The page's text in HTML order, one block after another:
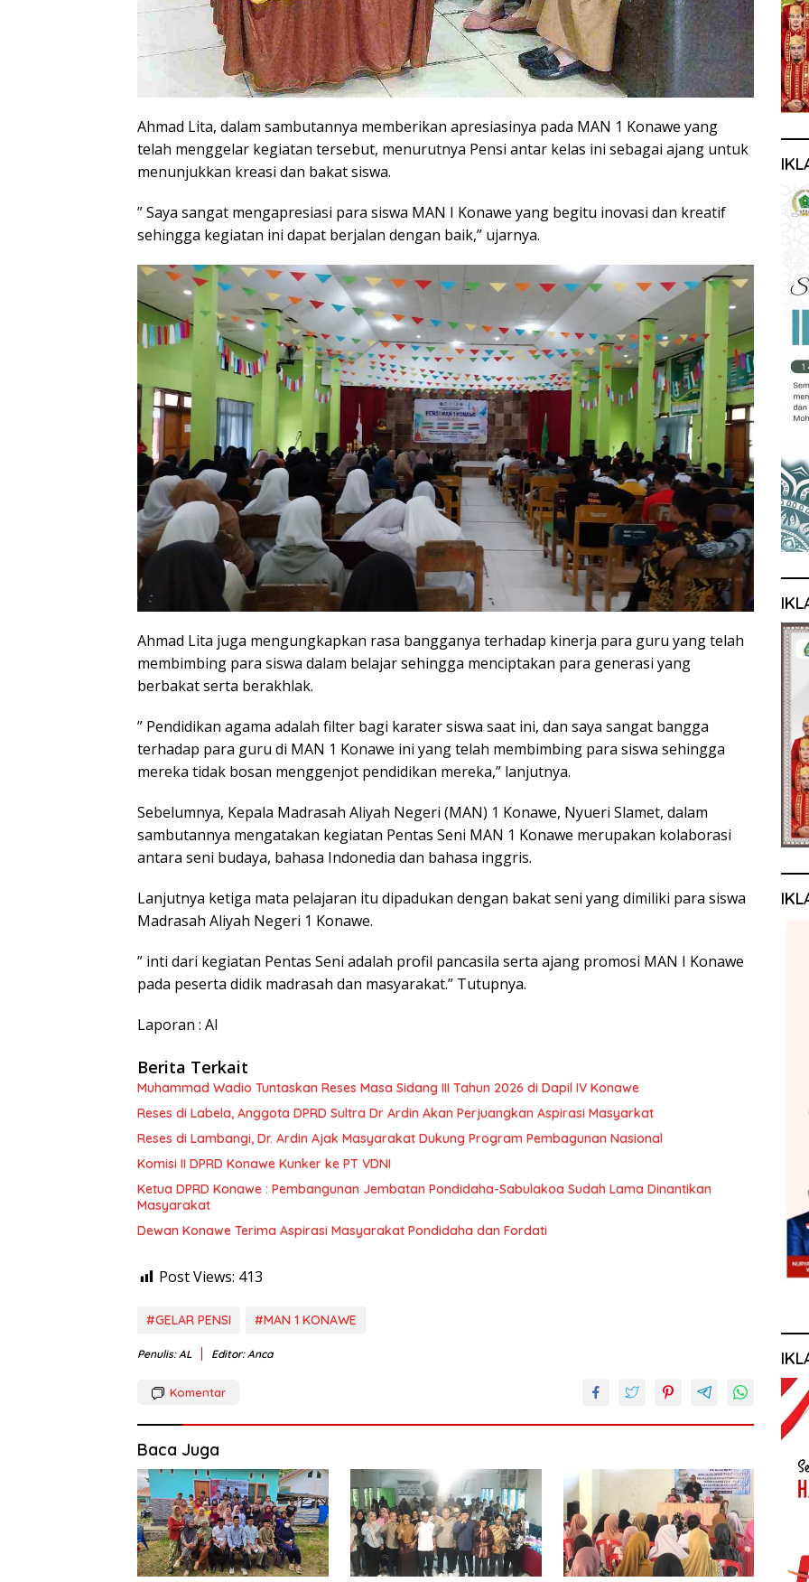
Ahmad Lita, dalam sambutannya memberikan apresiasinya pada MAN 1 Konawe yang
telah menggelar kegiatan tersebut, menurutnya Pensi antar kelas ini sebagai ajang untuk
menunjukkan kreasi dan bakat siswa.
” Saya sangat mengapresiasi para siswa MAN I Konawe yang begitu inovasi dan kreatif
sehingga kegiatan ini dapat berjalan dengan baik,” ujarnya.
Ahmad Lita juga mengungkapkan rasa bangganya terhadap kinerja para guru yang telah
membimbing para siswa dalam belajar sehingga menciptakan para generasi yang
berbakat serta berakhlak.
” Pendidikan agama adalah filter bagi karater siswa saat ini, dan saya sangat bangga
terhadap para guru di MAN 1 Konawe ini yang telah membimbing para siswa sehingga
mereka tidak bosan menggenjot pendidikan mereka,” lanjutnya.
Sebelumnya, Kepala Madrasah Aliyah Negeri (MAN) 1 Konawe, Nyueri Slamet, dalam
sambutannya mengatakan kegiatan Pentas Seni MAN 1 Konawe merupakan kolaborasi
antara seni budaya, bahasa Indonedia dan bahasa inggris.
Lanjutnya ketiga mata pelajaran itu dipadukan dengan bakat seni yang dimiliki para siswa
Madrasah Aliyah Negeri 1 Konawe.
” inti dari kegiatan Pentas Seni adalah profil pancasila serta ajang promosi MAN I Konawe
pada peserta didik madrasah dan masyarakat.” Tutupnya.
Laporan : Al
Berita Terkait
Muhammad Wadio Tuntaskan Reses Masa Sidang III Tahun 2026 di Dapil IV Konawe
Reses di Labela, Anggota DPRD Sultra Dr Ardin Akan Perjuangkan Aspirasi Masyarkat
Reses di Lambangi, Dr. Ardin Ajak Masyarakat Dukung Program Pembagunan Nasional
Komisi II DPRD Konawe Kunker ke PT VDNI
Ketua DPRD Konawe : Pembangunan Jembatan Pondidaha-Sabulakoa Sudah Lama Dinantikan
Masyarakat
Dewan Konawe Terima Aspirasi Masyarakat Pondidaha dan Fordati
Post Views: 413
#GELAR PENSI #MAN 1 KONAWE
Penulis: AL Editor: Anca
Komentar
Baca Juga